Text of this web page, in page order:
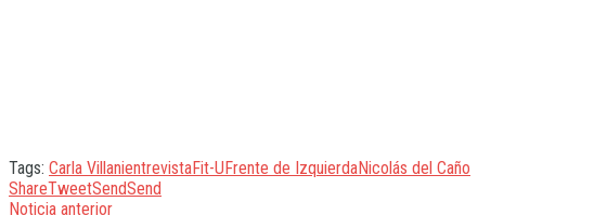
Tags: Carla VillanientrevistaFit-UFrente de IzquierdaNicolás del Caño
ShareTweetSendSend
Noticia anterior